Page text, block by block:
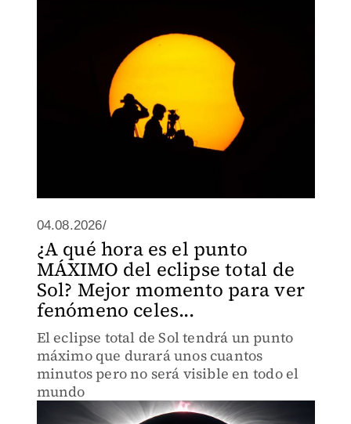
04.08.2026/
¿A qué hora es el punto
MÁXIMO del eclipse total de
Sol? Mejor momento para ver
fenómeno celes...
El eclipse total de Sol tendrá un punto
máximo que durará unos cuantos
minutos pero no será visible en todo el
mundo